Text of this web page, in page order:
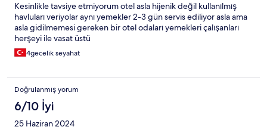
Kesinlikle tavsiye etmiyorum otel asla hijenik değil kullanılmış
havluları veriyolar aynı yemekler 2-3 gün servis ediliyor asla ama
asla gidilmemesi gereken bir otel odaları yemekleri çalışanları
herşeyi ile vasat üstü
4gecelik seyahat
Doğrulanmış yorum
6/10 İyi
25 Haziran 2024